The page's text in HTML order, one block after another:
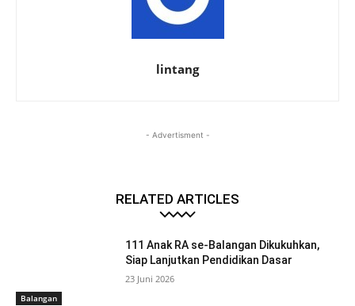
lintang
- Advertisment -
RELATED ARTICLES
Balangan
111 Anak RA se-Balangan Dikukuhkan,
Siap Lanjutkan Pendidikan Dasar
23 Juni 2026